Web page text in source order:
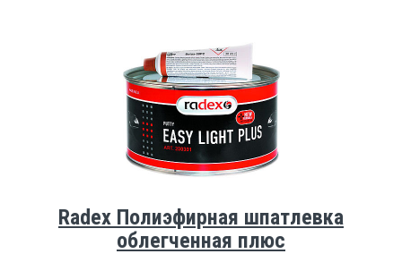
Radex Полиэфирная шпатлевка
облегченная плюс